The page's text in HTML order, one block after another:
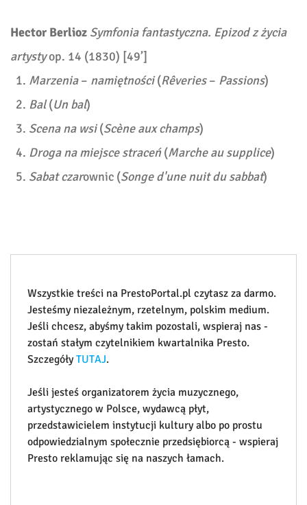
Hector Berlioz Symfonia fantastyczna. Epizod z życia
artystyop. 14 (1830) [49’]
Marzenia– namiętności(Rêveries– Passions)
Bal(Un bal)
Scena na wsi(Scène aux champs)
Droga na miejsce straceń(Marche au supplice)
Sabat czarownic (Songe d'une nuit du sabbat)
Wszystkie treści na PrestoPortal.pl czytasz za darmo.
Jesteśmy niezależnym, rzetelnym, polskim medium.
Jeśli chcesz, abyśmy takim pozostali, wspieraj nas -
zostań stałym czytelnikiem kwartalnika Presto.
SzczegółyTUTAJ.
Jeśli jesteś organizatorem życia muzycznego,
artystycznego w Polsce, wydawcą płyt,
przedstawicielem instytucji kultury albo po prostu
odpowiedzialnym społecznie przedsiębiorcą - wspieraj
Presto reklamując się na naszych łamach.